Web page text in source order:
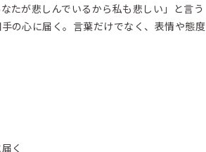
たが悲しんでいるから私も悲しい」と言う
の心に届く。言葉だけでなく、表情や態度
く